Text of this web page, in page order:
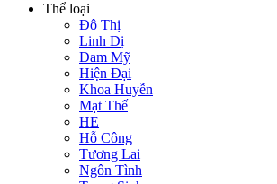
Thể loại
Đô Thị
Linh Dị
Đam Mỹ
Hiện Đại
Khoa Huyễn
Mạt Thế
HE
Hỗ Công
Tương Lai
Ngôn Tình